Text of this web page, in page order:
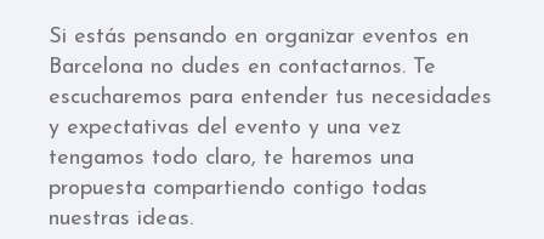
Si estás pensando en organizar eventos en
Barcelona no dudes en contactarnos. Te
escucharemos para entender tus necesidades
y expectativas del evento y una vez
tengamos todo claro, te haremos una
propuesta compartiendo contigo todas
nuestras ideas.